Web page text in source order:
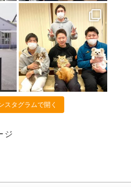
ーナー帯同に行ってきました❕
2021年6月18日
2021年4月16日
2021年4月15日
お任せください
2021年2月26日
スタグラムで開く
ジ